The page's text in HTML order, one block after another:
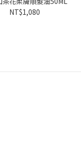
NT$1,080